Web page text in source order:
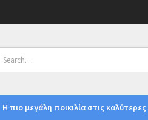
Η πιο μεγάλη ποικιλία στις καλύτερες